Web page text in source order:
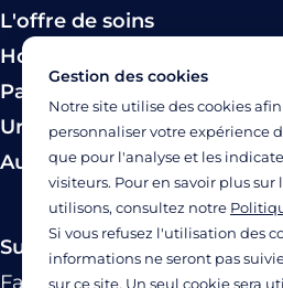
L'offre de soins
Hospitalisation
Paiement
Urgence
Autres modes de prise en
Suivez-nous
FacebookTwitterLinkedin
Gestion des cookies
Notre site utilise des cookies
personnaliser votre expérience
que pour l'analyse et les
visiteurs. Pour en savoir plus sur
utilisons, consultez notre
Si vous refusez l'utilisation des
informations ne seront pas
sur ce site. Un seul cookie sera